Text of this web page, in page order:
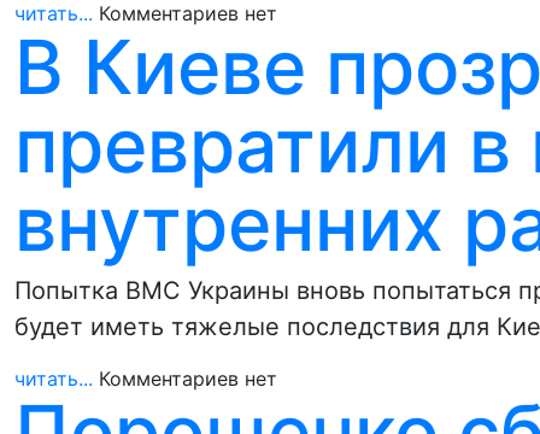
читать... Комментариев нет
В Киеве
превратили
внутренних
Попытка ВМС Украины вновь попытаться
будет иметь тяжелые последствия для
читать... Комментариев нет